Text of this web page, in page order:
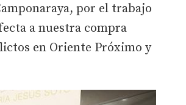
por el trabajo
a nuestra compra
en Oriente Próximo y